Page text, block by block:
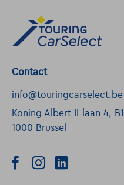
Contact
info@touringcarselect.be
Koning Albert II-laan 4,
1000 Brussel